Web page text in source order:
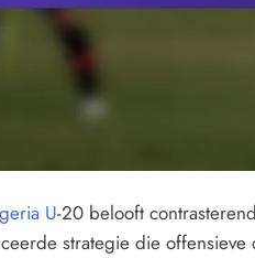
U-20 belooft
strategie die offensieve